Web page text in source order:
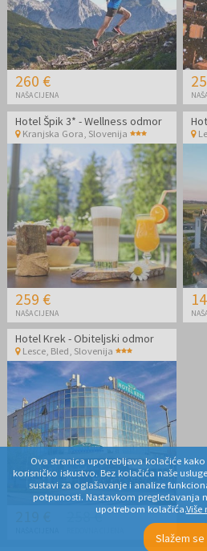
260 €
NAŠA CIJENA
Hotel Špik 3* - Wellness odmor
Kranjska Gora Slovenija
259 €
NAŠA CIJENA
Hotel Krek - Obiteljski odmor
Lesce, Bled, Slovenija
258 €
Ova stranica upotrebljava kolačiće
korisničko iskustvo. Bez kolačića naše
sustavi za oglašavanje i analize
potpunosti. Nastavkom pregledavanja
upotrebom kolačića.Više
Slažem se